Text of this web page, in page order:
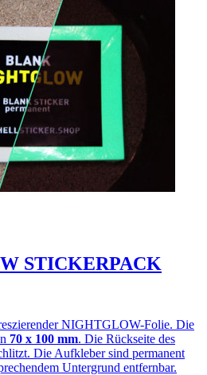
STICKERPACK
NIGHTGLOW-Folie. Die
70 x 100 mm. Die Rückseite des
Die Aufkleber sind permanent
Untergrund entfernbar.